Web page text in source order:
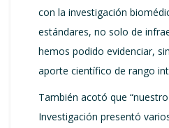
con la investigación
estándares, no solo de
hemos podido evidenciar,
aporte científico de rango
También acotó que
Investigación presentó